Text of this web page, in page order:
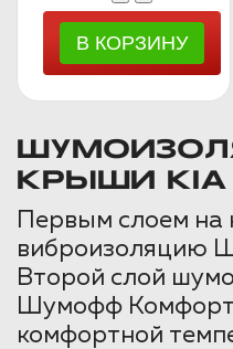
КРЫШИ KIA
Первым слоем
виброизоляцию
Второй слой
Шумофф Комфорт
комфортной